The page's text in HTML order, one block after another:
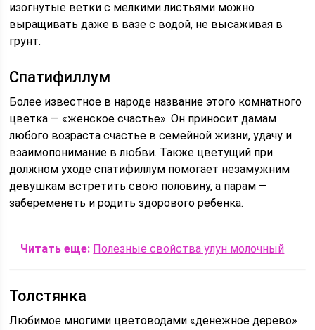
изогнутые ветки с мелкими листьями можно
выращивать даже в вазе с водой, не высаживая в
грунт.
Спатифиллум
Более известное в народе название этого комнатного
цветка — «женское счастье». Он приносит дамам
любого возраста счастье в семейной жизни, удачу и
взаимопонимание в любви. Также цветущий при
должном уходе спатифиллум помогает незамужним
девушкам встретить свою половину, а парам —
забеременеть и родить здорового ребенка.
Читать еще: Полезные свойства улун молочный
Толстянка
Любимое многими цветоводами «денежное дерево»